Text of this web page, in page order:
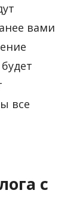
вами
все
с